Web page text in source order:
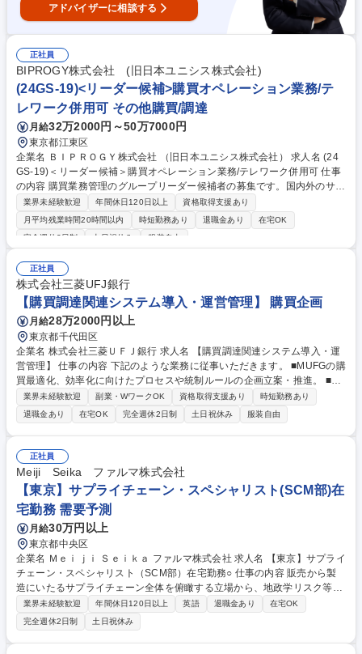
アドバイザーに相談する
正社員
BIPROGY株式会社 (旧日本ユニシス株式会社)
(24GS-19)<リーダー候補>購買オペレーション業務/テ
レワーク併用可 その他購買/調達
月給32万2000円～50万7000円
東京都江東区
企業名 ＢＩＰＲＯＧＹ株式会社 （旧日本ユニシス株式会社） 求人名 (24
GS-19)＜リーダー候補＞購買オペレーション業務/テレワーク併用可 仕事
の内容 購買業務管理のグループリーダー候補者の募集です。国内外のサプ
ライヤーからハードウェア(サーバーやネットワーク通信機器等)やソフト
ウェア・ライセンス、SaaS系サービス、委任業務・請負業務・派遣な
ど、 当社のシステム開発に必要な商品や要員の購買業務を担当して頂きま
頼をもとにサプライヤへの発注/支払い手続き/品質の管理●業務プロセスの
改善業務：業務手順の共通化とガバナンス強化の推進●BPO業務の推進：
BPOの導入検討・実行およびその後の継続管理 募集職種 (24GS-19)＜リ
ーダー候補＞購買オペレーション業務/テレワーク併用可
業界未経験歓迎 年間休日120日以上
資格取得支援あり
月平均残業時間20時間以内
時短勤務あり 退職金あり
在宅OK
完全週休2日制
土日祝休み 服装自由
正社員
株式会社三菱UFJ銀行
【購買調達関連システム導入・運営管理】 購買企画
月給28万2000円以上
東京都千代田区
企業名 株式会社三菱ＵＦＪ銀行 求人名 【購買調達関連システム導入・運
営管理】 仕事の内容 下記のような業務に従事いただきます。 ■MUFGの購
買最適化、効率化に向けたプロセスや統制ルールの企画立案・推進。 ■社
内の購買デマンド管理やコスト意識醸成に向けたカルチャー変革推進。 ■
購買調達活動の基盤システム・インフラの企画、構築、普及に向けたユー
ザーサポート。 ■サプライヤの重要性に基づく、Tird Party Risk Manage
ment体制や評価フレームワークの検討・構築。 募集職種 【購買調達関連
システム導入・運営管理】
業界未経験歓迎 副業・WワークOK 資格取得支援あり
時短勤務あり
退職金あり
在宅OK 完全週休2日制 土日祝休み 服装自由
正社員
Meiji Seika ファルマ株式会社
【東京】サプライチェーン・スペシャリスト(SCM部)在
宅勤務 需要予測
月給30万円以上
東京都中央区
企業名 Ｍｅｉｊｉ Ｓｅｉｋａ ファルマ株式会社 求人名 【東京】サプライ
チェーン・スペシャリスト（SCM部）在宅勤務○ 仕事の内容 販売から製
造にいたるサプライチェーン全体を俯瞰する立場から、地政学リスク等を
踏まえた医薬品の安定調達業務を担っていただきます。SCM部の中核メン
バーとして、販売戦略や生産戦略と連動した国内外の製造所 からの調達計
画（国際物流を含む購買計画）の立案から実行まで、幅広く関与（推進）
いただくポジションです。【詳細】■販売計画および在庫状況と連動し
業界未経験歓迎 年間休日120日以上 英語 退職金あり
在宅OK
完全週休2日制
土日祝休み